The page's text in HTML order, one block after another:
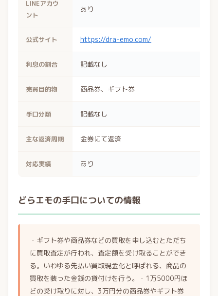
LINEアカウ
ント
あり
公式サイト https://dra-emo.com/
利息の割合 記載なし
売買目的物 商品券、ギフト券
手口分類 記載なし
主な返済周期 金券にて返済
対応実績 あり
どらエモの手口についての情報
・ギフト券や商品券などの買取を申し込むとただち
に買取査定が行われ、査定額を受け取ることができ
る。いわゆる先払い買取現金化と呼ばれる、商品の
買取を装った金銭の貸付けを行う。・1万5000円ほ
どの受け取りに対し、3万円分の商品券やギフト券